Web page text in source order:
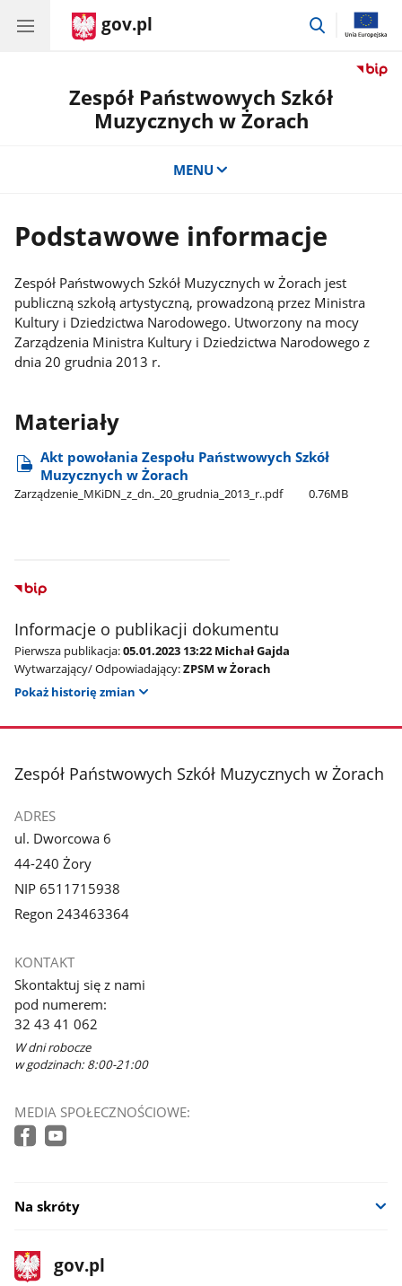
gov.pl
przejdź
Zespół Państwowych Szkół
Muzycznych w Żorach
MENU
Podstawowe informacje
Zespół Państwowych Szkół Muzycznych w Żorach jest
publiczną szkołą artystyczną, prowadzoną przez Ministra
Kultury i Dziedzictwa Narodowego. Utworzony na mocy
Zarządzenia Ministra Kultury i Dziedzictwa Narodowego z
dnia 20 grudnia 2013 r.
Materiały
Akt powołania Zespołu Państwowych Szkół
Muzycznych w Żorach
Zarządzenie​_MKiDN​_z​_dn.​_20​_grudnia​_2013​_r..pdf 0.76MB
Informacje o publikacji dokumentu
Pierwsza publikacja:05.01.2023 13:22 Michał Gajda
Wytwarzający/ Odpowiadający:ZPSM w Żorach
Pokaż historię zmian
stopka
Zespół Państwowych Szkół Muzycznych w Żorach
ADRES
ul. Dworcowa 6
44-240 Żory
NIP 6511715938
Regon 243463364
KONTAKT
Skontaktuj się z nami
pod numerem:
32 43 41 062
W dni robocze
w godzinach: 8:00-21:00
MEDIA SPOŁECZNOŚCIOWE:
Na skróty
stopka
gov.pl
Strona
gov.pl